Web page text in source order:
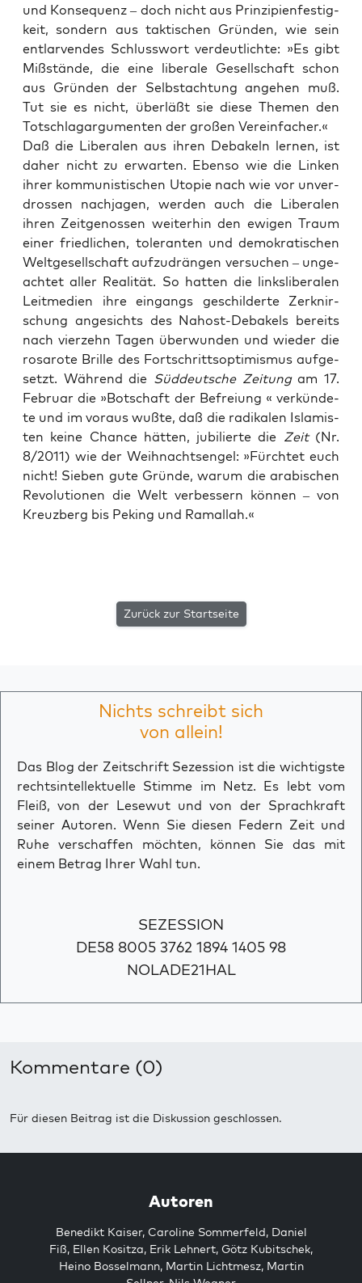
und Kon­se­quenz – doch nicht aus Prin­zi­pi­en­fes­tig­
keit, son­dern aus tak­ti­schen Grün­den, wie sein
ent­lar­ven­des Schluss­wort ver­deut­lich­te: »Es gibt
Miß­stän­de, die eine libe­ra­le Gesell­schaft schon
aus Grün­den der Selbst­ach­tung ange­hen muß.
Tut sie es nicht, über­läßt sie die­se The­men den
Tot­schlag­ar­gu­men­ten der gro­ßen Vereinfacher.«
Daß die Libe­ra­len aus ihren Deba­keln ler­nen, ist
daher nicht zu erwar­ten. Eben­so wie die Lin­ken
ihrer kom­mu­nis­ti­schen Uto­pie nach wie vor unver­
dros­sen nach­ja­gen, wer­den auch die Libe­ra­len
ihren Zeit­ge­nos­sen wei­ter­hin den ewi­gen Traum
einer fried­li­chen, tole­ran­ten und demo­kra­ti­schen
Welt­ge­sell­schaft auf­zu­drän­gen ver­su­chen – unge­
ach­tet aller Rea­li­tät. So hat­ten die links­li­be­ra­len
Leit­me­di­en ihre ein­gangs geschil­der­te Zer­knir­
schung ange­sichts des Nah­ost-Deba­kels bereits
nach vier­zehn Tagen über­wun­den und wie­der die
rosa­ro­te Bril­le des Fort­schritts­op­ti­mis­mus auf­ge­
setzt. Wäh­rend die Süd­deut­sche Zei­tungam 17.
Febru­ar die »Bot­schaft der Befrei­ung « ver­kün­de­
te und im vor­aus wuß­te, daß die radi­ka­len Isla­mis­
ten kei­ne Chan­ce hät­ten, jubi­lier­te die Zeit (Nr.
8/2011) wie der Weih­nachts­en­gel: »Fürch­tet euch
nicht! Sie­ben gute Grün­de, war­um die ara­bi­schen
Revo­lu­tio­nen die Welt ver­bes­sern kön­nen – von
Kreuz­berg bis Peking und Ramallah.«
Zurück zur Startseite
Nichts schreibt sich
von allein!
Das Blog der Zeitschrift Sezession ist die wichtigste
rechtsintellektuelle Stimme im Netz. Es lebt vom
Fleiß, von der Lesewut und von der Sprachkraft
seiner Autoren. Wenn Sie diesen Federn Zeit und
Ruhe verschaffen möchten, können Sie das mit
einem Betrag Ihrer Wahl tun.
SEZESSION
DE58 8005 3762 1894 1405 98
NOLADE21HAL
Kommentare (0)
Für diesen Beitrag ist die Diskussion geschlossen.
Autoren
Benedikt Kaiser, Caroline Sommerfeld, Daniel
Fiß, Ellen Kositza, Erik Lehnert, Götz Kubitschek,
Heino Bosselmann, Martin Lichtmesz, Martin